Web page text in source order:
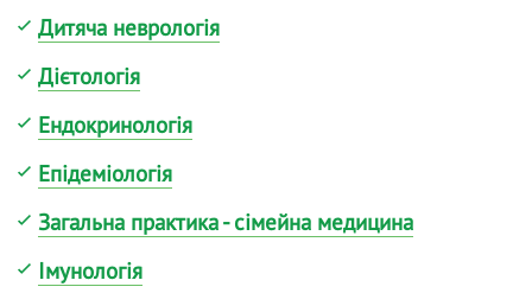
Дитяча неврологія
Дієтологія
Ендокринологія
Епідеміологія
Загальна практика - сімейна медицина
Імунологія